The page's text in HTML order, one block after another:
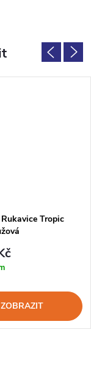
Tropic
ZOBRAZIT